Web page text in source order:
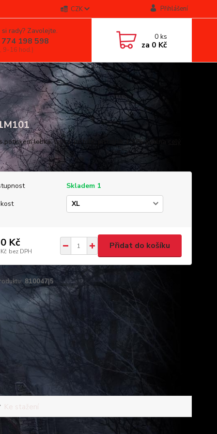
CZK Přihlášení
rady? Zavolejte.
198 598
9-16 hod.)
0ks
za 0 Kč
potiskem lebka, lebky, pistole, pistolník 100% bavlna
Skladem 1
Kč
bez DPH
Přidat do košíku
810047|5
Ke stažení